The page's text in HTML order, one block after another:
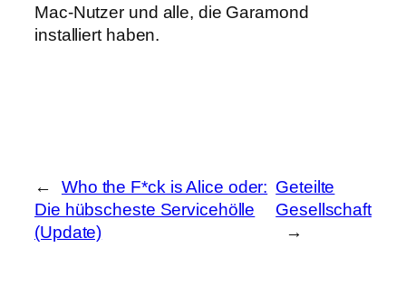
Mac-Nutzer und alle, die Garamond
installiert haben.
←
Who the F*ck is Alice oder:
Die hübscheste Servicehölle
(Update)
Geteilte
Gesellschaft
→